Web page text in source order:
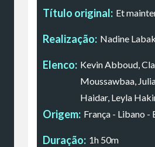
Título original: Et
Realização: Nadine
Elenco: Kevin Abboud,
Moussawbaa,
Haidar, Leyla
Origem: França - Libano -
Duração: 1h 50m